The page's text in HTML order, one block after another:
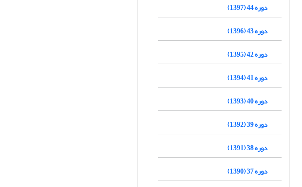
دوره 44 (1397)
دوره 43 (1396)
دوره 42 (1395)
دوره 41 (1394)
دوره 40 (1393)
دوره 39 (1392)
دوره 38 (1391)
دوره 37 (1390)